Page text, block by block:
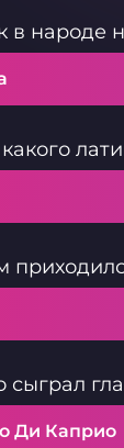
в народе
сыграл
Ди Каприо